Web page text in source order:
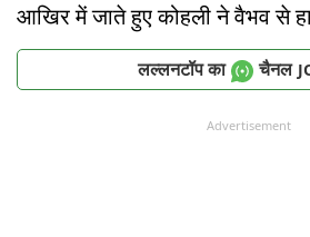
आखिर में जाते हुए कोहली ने वैभव से
लल्लनटॉप का चैनल
Advertisement